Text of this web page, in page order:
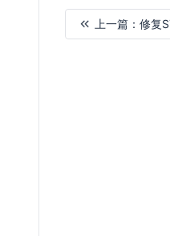
上一篇： 修复